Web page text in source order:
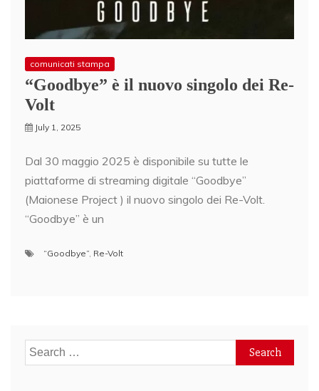
comunicati stampa
“Goodbye” è il nuovo singolo dei Re-
Volt
July 1, 2025
Dal 30 maggio 2025 è disponibile su tutte le
piattaforme di streaming digitale “Goodbye”
(Maionese Project ) il nuovo singolo dei Re-Volt.
“Goodbye” è un
“Goodbye” Re-Volt
Search
for: